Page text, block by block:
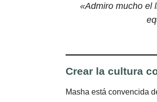
«Admiro mucho el
Crear la cultura
Masha está convencida